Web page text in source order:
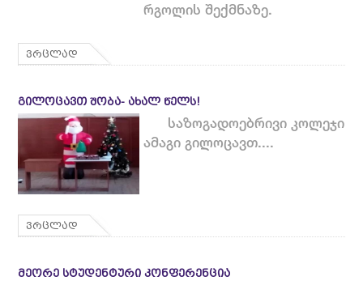
რგოლის შექმნაზე.
ვრცლად
ᲒᲘᲚᲝᲪᲐᲕᲗ ᲨᲝᲑᲐ- ᲐᲮᲐᲚ ᲬᲔᲚᲡ!
საზოგადოებრივი კოლეჯი
ამაგი გილოცავთ....
ვრცლად
ᲛᲔᲝᲠᲔ ᲡᲢᲣᲓᲔᲜᲢᲣᲠᲘ ᲙᲝᲜᲤᲔᲠᲔᲜᲪᲘᲐ